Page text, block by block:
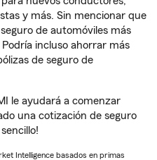
y más. Sin mencionar que
de automóviles más
Podría incluso ahorrar más
de seguro de
le ayudará a comenzar
una cotización de seguro
Intelligence basados en primas